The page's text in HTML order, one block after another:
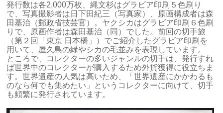
発行数は各2,000万枚、縄文杉はグラビア印刷５色刷り
で、写真撮影者は日下田紀三（写真家）、原画構成者は森
田基治（郵政省技芸官）。ヤクシカはグラビア印刷６色刷
りで、原画作者は森田基治（同）でした。前回の切手旅
（第２回「東京 日本橋」）でご紹介したグラビア印刷を
用いて、屋久島の緑やシカの毛並みを表現しています。
ところで、コレクターの多いジャンルの切手は、発行すれ
ば世界中のコレクターが購入するため外貨獲得に役立ちま
す。世界遺産の人気は高いため、「世界遺産にかかわるも
のなら何でも集めたい」というコレクターに向けて、切手
も頻繁に発行されています。